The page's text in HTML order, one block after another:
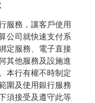
服務，讓客戶使用
公司就快速支付系
定服務、電子直接
其他服務及設施進
本行有權不時制定
圍及使用銀行服務
須接受及遵守此等